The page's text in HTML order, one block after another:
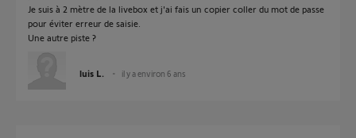
Je suis à 2 mètre de la livebox et j'ai fais un copier coller du mot de passe
pour éviter erreur de saisie.
Une autre piste ?
luis L. il y a environ 6 ans